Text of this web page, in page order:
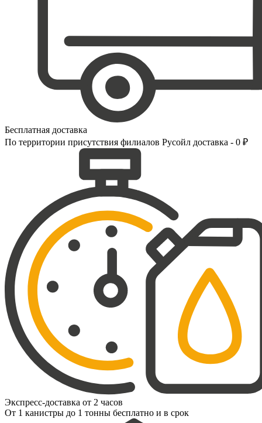
Бесплатная доставка
По территории присутствия филиалов Русойл доставка - 0 ₽
Экспресс-доставка от 2 часов
От 1 канистры до 1 тонны бесплатно и в срок